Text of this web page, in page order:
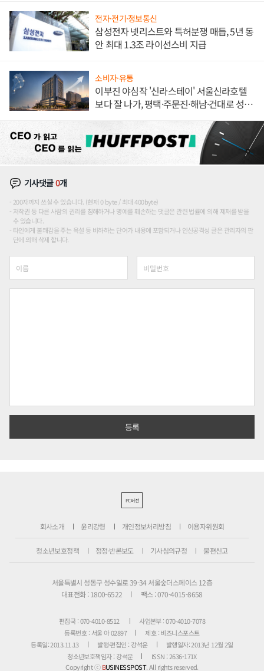
전자·전기·정보통신
삼성전자 넷리스트와 특허분쟁 매듭, 5년 동
안 최대 1.3조 라이선스비 지급
소비자·유통
이부진 야심작 '신라스테이' 서울신라호텔
보다 잘 나가, 평택·주문진·해남·건대로 성
기사댓글0개
200자까지 쓰실 수 있습니다. (현재 0 byte / 최대 400byte)
저작권 등 다른 사람의 권리를 침해하거나 명예를 훼손하는 댓글은 관련 법률에 의해 제재를 받을
수 있습니다.
타인에게 불쾌감을 주는 욕설 등 비하하는 단어가 내용에 포함되거나 인신공격성 글은 관리자의 판
단에 의해 삭제 합니다.
PC버전
회사소개 윤리강령 개인정보처리방침 이용자위원회
청소년보호정책 정정·반론보도 기사심의규정 불편신고
서울특별시 성동구 성수일로 39-34 서울숲더스페이스 12층
대표전화 : 1800-6522
팩스 : 070-4015-8658
편집국 : 070-4010-8512
사업본부 : 070-4010-7078
등록번호 : 서울 아 02897
제호 : 비즈니스포스트
등록일: 2013.11.13
발행·편집인 : 강석운
발행일자: 2013년 12월 2일
청소년보호책임자 : 강석운
ISSN : 2636-171X
Copyright ⓒBUSINESSPOST. All rights reserved.